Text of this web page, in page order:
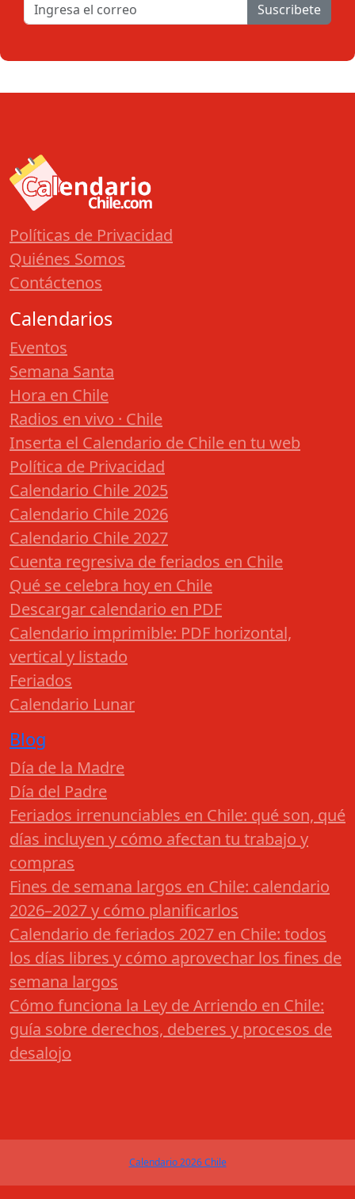
Suscribete
Políticas de Privacidad
Quiénes Somos
Contáctenos
Calendarios
Eventos
Semana Santa
Hora en Chile
Radios en vivo · Chile
Inserta el Calendario de Chile en tu web
Política de Privacidad
Calendario Chile 2025
Calendario Chile 2026
Calendario Chile 2027
Cuenta regresiva de feriados en Chile
Qué se celebra hoy en Chile
Descargar calendario en PDF
Calendario imprimible: PDF horizontal,
vertical y listado
Feriados
Calendario Lunar
Blog
Día de la Madre
Día del Padre
Feriados irrenunciables en Chile: qué son, qué
días incluyen y cómo afectan tu trabajo y
compras
Fines de semana largos en Chile: calendario
2026–2027 y cómo planificarlos
Calendario de feriados 2027 en Chile: todos
los días libres y cómo aprovechar los fines de
semana largos
Cómo funciona la Ley de Arriendo en Chile:
guía sobre derechos, deberes y procesos de
desalojo
Calendario 2026 Chile